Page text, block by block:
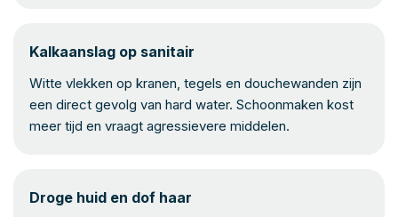
Kalkaanslag op sanitair
Witte vlekken op kranen, tegels en douchewanden zijn
een direct gevolg van hard water. Schoonmaken kost
meer tijd en vraagt agressievere middelen.
Droge huid en dof haar